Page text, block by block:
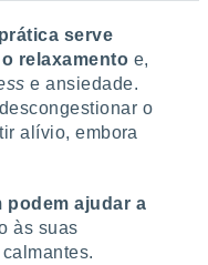
serve
relaxamento e,
e ansiedade.
o
alívio, embora
podem ajudar a
às suas